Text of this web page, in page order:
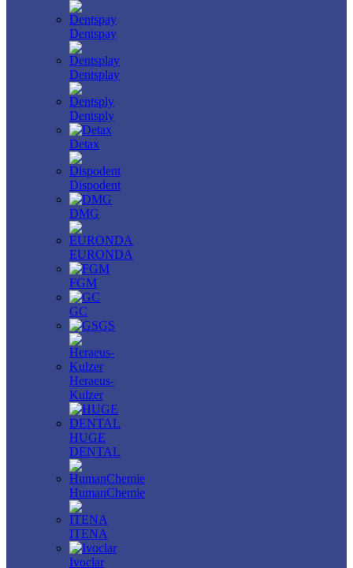
Dentspay
Dentsplay
Dentsply
Detax
Dispodent
DMG
EURONDA
FGM
GC
GS
Heraeus-
Kulzer
HUGE
DENTAL
HumanChemie
ITENA
Ivoclar